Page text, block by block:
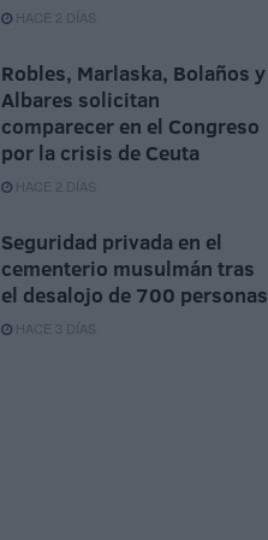
HACE 2 DÍAS
Robles, Marlaska, Bolaños y
Albares solicitan
comparecer en el Congreso
por la crisis de Ceuta
HACE 2 DÍAS
Seguridad privada en el
cementerio musulmán tras
el desalojo de 700 personas
HACE 3 DÍAS